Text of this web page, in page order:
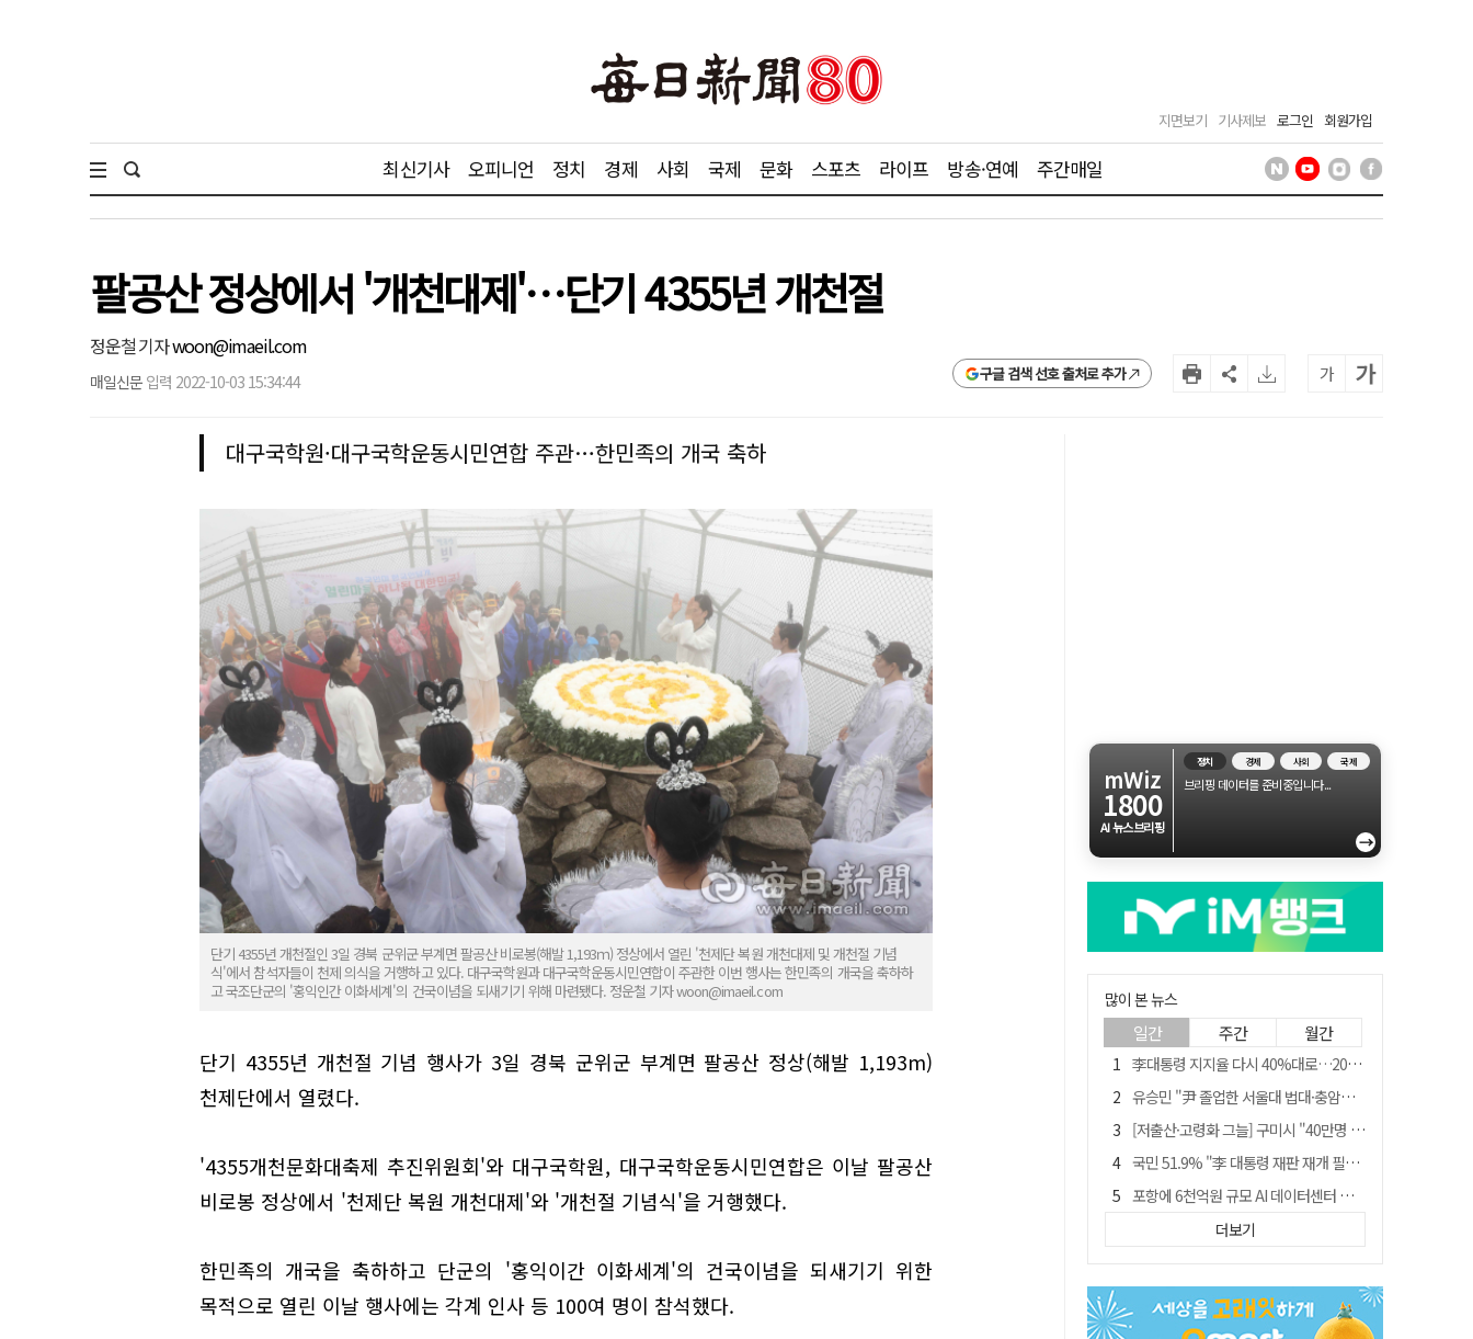
지면보기 기사제보 로그인 회원가입
최신기사 오피니언 정치 경제 사회 국제 문화 스포츠 라이프 방송·연예 주간매일
팔공산 정상에서 '개천대제'…단기 4355년 개천절
정운철 기자woon@imaeil.com
매일신문 입력 2022-10-03 15:34:44 구글 검색 선호 출처로 추가 가 가
대구국학원·대구국학운동시민연합 주관…한민족의 개국 축하
단기 4355년 개천절인 3일 경북 군위군 부계면 팔공산 비로봉(해발 1,193ｍ) 정상에서 열린 '천제단 복원 개천대제 및 개천절 기념
식'에서 참석자들이 천제 의식을 거행하고 있다. 대구국학원과 대구국학운동시민연합이 주관한 이번 행사는 한민족의 개국을 축하하
고 국조단군의 '홍익인간 이화세계'의 건국이념을 되새기기 위해 마련됐다. 정운철 기자 woon@imaeil.com
단기 4355년 개천절 기념 행사가 3일 경북 군위군 부계면 팔공산 정상(해발 1,193m)
천제단에서 열렸다.
'4355개천문화대축제 추진위원회'와 대구국학원, 대구국학운동시민연합은 이날 팔공산
비로봉 정상에서 '천제단 복원 개천대제'와 '개천절 기념식'을 거행했다.
한민족의 개국을 축하하고 단군의 '홍익이간 이화세계'의 건국이념을 되새기기 위한
목적으로 열린 이날 행사에는 각계 인사 등 100여 명이 참석했다.
mWiz
1800
AI 뉴스브리핑
정치 경제 사회 국제
브리핑 데이터를 준비중입니다...
→
많이 본 뉴스
일간 주간 월간
李대통령 지지율 다시 40%대로…20대는 18.8%p 급락
유승민 "尹 졸업한 서울대 법대·충암고도 없애야"…李 육사 통합 직격
[저출산·고령화 그늘] 구미시 "40만명 사수" 고령군 "3만명대 회복"
국민 51.9% "李 대통령 재판 재개 필요하다"
포항에 6천억원 규모 AI 데이터센터 들어선다
李대통령 "육사 출신이 또 쿠데타 할 수도"…육사 총동창회 "정치적 보복"
경북 영천시, 9월부터 11월까지 반값 여행 혜택 제공
"김용민, 흑백논리로 세상 보는 듯" 검찰 내부서 지탄
더보기